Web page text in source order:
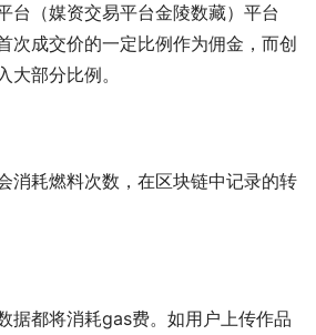
台（媒资交易平台金陵数藏）平台
次成交价的一定比例作为佣金，而创
大部分比例。
消耗燃料次数，在区块链中记录的转
据都将消耗gas费。如用户上传作品